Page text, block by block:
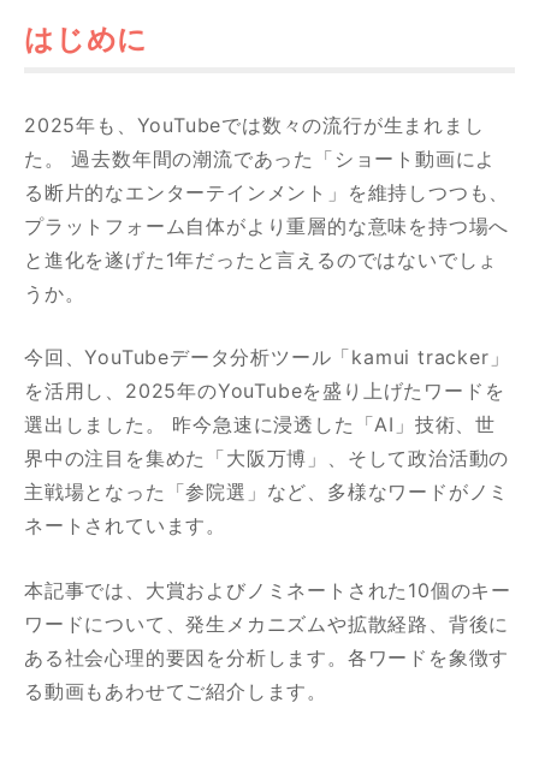
はじめに
2025年も、YouTubeでは数々の流行が生まれまし
た。 過去数年間の潮流であった「ショート動画によ
る断片的なエンターテインメント」を維持しつつも、
プラットフォーム自体がより重層的な意味を持つ場へ
と進化を遂げた1年だったと言えるのではないでしょ
うか。
今回、YouTubeデータ分析ツール「kamui tracker」
を活用し、2025年のYouTubeを盛り上げたワードを
選出しました。 昨今急速に浸透した「AI」技術、世
界中の注目を集めた「大阪万博」、そして政治活動の
主戦場となった「参院選」など、多様なワードがノミ
ネートされています。
本記事では、大賞およびノミネートされた10個のキー
ワードについて、発生メカニズムや拡散経路、背後に
ある社会心理的要因を分析します。各ワードを象徴す
る動画もあわせてご紹介します。